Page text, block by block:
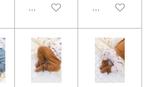
Uitgeschakeld